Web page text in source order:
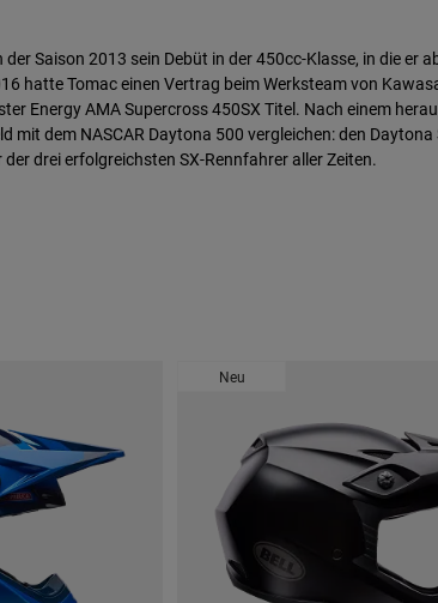
Saison 2013 sein Debüt in der 450cc-Klasse, in die
Tomac einen Vertrag beim Werksteam von
Energy AMA Supercross 450SX Titel. Nach einem
dem NASCAR Daytona 500 vergleichen: den
drei erfolgreichsten SX-Rennfahrer aller Zeiten.
Neu